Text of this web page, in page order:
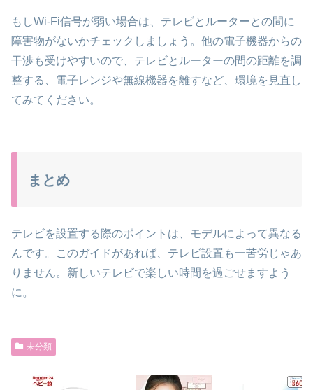
もしWi-Fi信号が弱い場合は、テレビとルーターとの間に
障害物がないかチェックしましょう。他の電子機器からの
干渉も受けやすいので、テレビとルーターの間の距離を調
整する、電子レンジや無線機器を離すなど、環境を見直し
てみてください。
まとめ
テレビを設置する際のポイントは、モデルによって異なる
んです。このガイドがあれば、テレビ設置も一苦労じゃあ
りません。新しいテレビで楽しい時間を過ごせますよう
に。
未分類